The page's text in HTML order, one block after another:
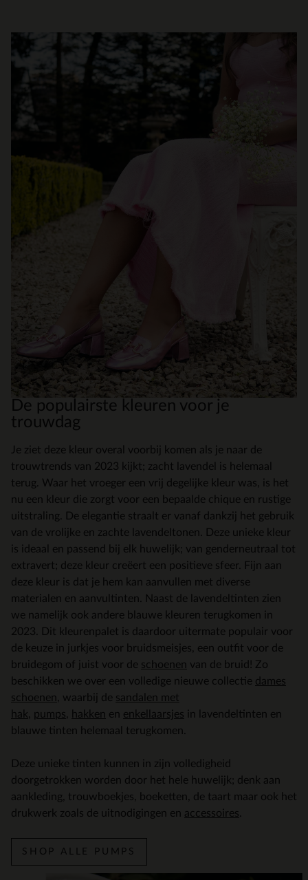
De populairste kleuren voor je
trouwdag
Je ziet deze kleur overal voorbij komen als je naar de
trouwtrends van 2023 kijkt; zacht lavendel is helemaal
terug. Waar het vroeger een vrij degelijke kleur was, is het
nu een kleur die zorgt voor een bepaalde chique en rustige
uitstraling. De elegantie straalt er vanaf dankzij het gebruik
van de vrolijke en zachte lavendeltonen. Deze unieke kleur
is ideaal en passend bij elk huwelijk; van genderneutraal tot
extravert; deze kleur creëert een positieve sfeer. Fijn aan
deze kleur is dat je hem kan aanvullen met diverse
materialen en aanvultinten. Naast de lavendeltinten zien
we namelijk ook andere blauwe kleuren terugkomen in
2023. Dit kleurenpalet is daardoor uitermate populair voor
de keuze in jurkjes voor bruidsmeisjes, een outfit voor de
bruidegom of juist voor de schoenen van de bruid! Zo
beschikken we over een volledige nieuwe collectie dames
schoenen , waarbij de sandalen met
hak
pumps hakken en enkellaarsjes in lavendeltinten en
blauwe tinten helemaal terugkomen.
Deze unieke tinten kunnen in zijn volledigheid
doorgetrokken worden door het hele huwelijk; denk aan
aankleding, trouwboekjes, boeketten, de taart maar ook het
drukwerk zoals de uitnodigingen en accessoires
SHOP ALLE PUMPS
Item